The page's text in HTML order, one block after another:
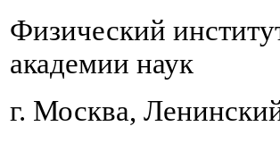
Физический
академии наук
г. Москва,